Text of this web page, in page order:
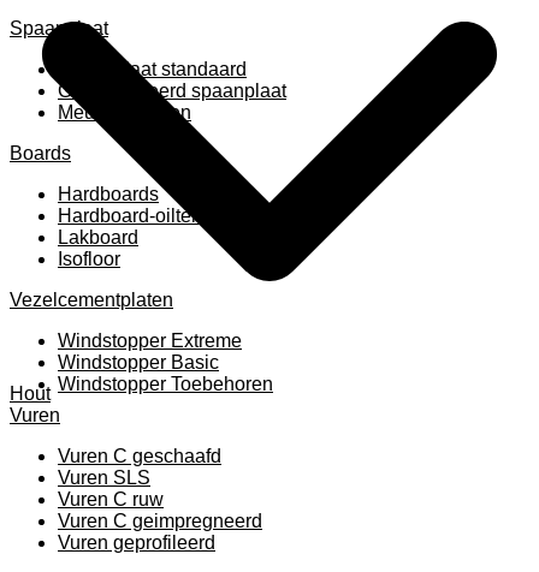
Spaanplaat
Spaanplaat standaard
Geplastificeerd spaanplaat
Meubelpanelen
Boards
Hardboards
Hardboard-oiltemperated
Lakboard
Isofloor
Vezelcementplaten
Windstopper Extreme
Windstopper Basic
Windstopper Toebehoren
Hout
Vuren
Vuren C geschaafd
Vuren SLS
Vuren C ruw
Vuren C geimpregneerd
Vuren geprofileerd